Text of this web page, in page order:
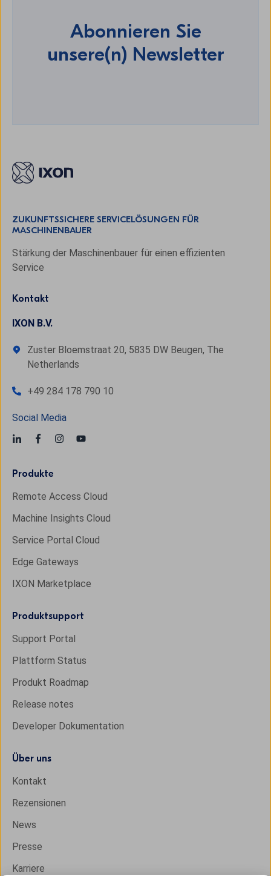
Abonnieren Sie
unsere(n) Newsletter
ZUKUNFTSSICHERE SERVICELÖSUNGEN FÜR
MASCHINENBAUER
Stärkung der Maschinenbauer für einen effizienten
Service
Kontakt
IXON B.V.
Zuster Bloemstraat 20, 5835 DW Beugen, The
Netherlands
+49 284 178 790 10
Social Media
Produkte
Remote Access Cloud
Machine Insights Cloud
Service Portal Cloud
Edge Gateways
IXON Marketplace
Produktsupport
Support Portal
Plattform Status
Produkt Roadmap
Release notes
Developer Dokumentation
Über uns
Kontakt
Rezensionen
News
Presse
Karriere